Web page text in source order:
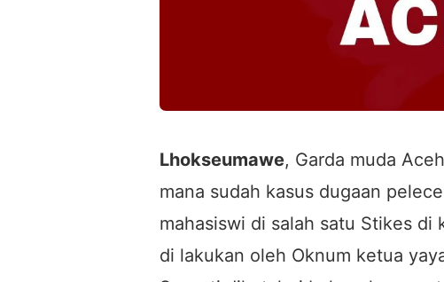
Lhokseumawe, Garda muda
mana sudah kasus dugaan
mahasiswi di salah satu Stikes
di lakukan oleh Oknum ketua